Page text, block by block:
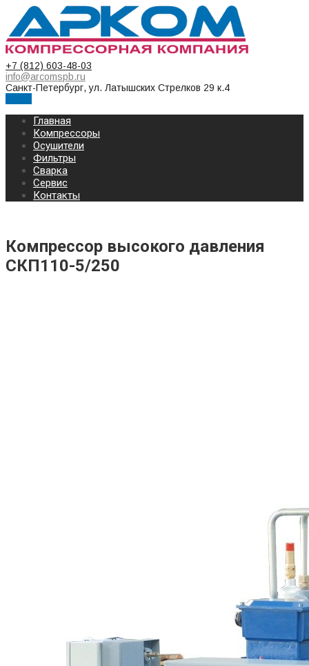
+7 (812) 603-48-03
info@arcomspb.ru
Санкт-Петербург, ул. Латышских Стрелков 29 к.4
Главная
Компрессоры
Осушители
Фильтры
Сварка
Сервис
Контакты
Компрессор высокого давления
СКП110-5/250